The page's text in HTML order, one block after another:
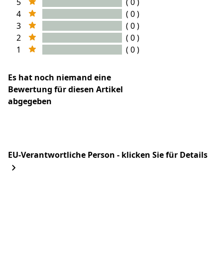
4
( 0 )
3
( 0 )
2
( 0 )
1
( 0 )
Es hat noch niemand eine
Bewertung für diesen Artikel
abgegeben
EU-Verantwortliche Person - klicken Sie für Details